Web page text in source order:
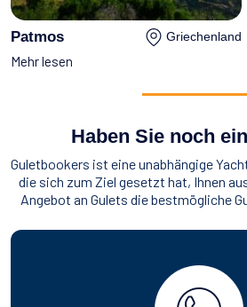
Patmos Griechenland
Mehr lesen
Haben Sie noch
Guletbookers ist eine unabhängige
die sich zum Ziel gesetzt hat, Ihnen
Angebot an Gulets die bestmögliche